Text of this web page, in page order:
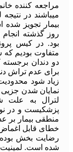
میباشند در
بیمار تجویز
روز گذشته
متفاوت بودیم
دو دندان برجسته
برای عدم تراش
زیاد شود
نمایان شدن جزیی
لترال به علت
پزشکیست و در
منطقی بیمار بر
خطای قابل اغماض
رضایت بخش بوده
شده است. لمینیت